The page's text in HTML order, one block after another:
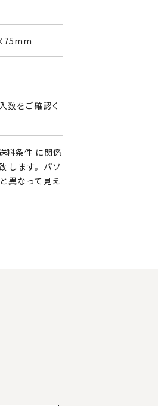
数をご確認く
料条件 に関係
します。パソ
異なって見え